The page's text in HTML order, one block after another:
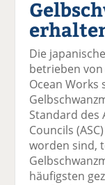
Die
betrieben
Ocean
Standard des
Councils
worden sind,
häufigsten